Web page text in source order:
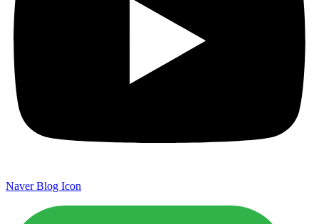
Naver Blog Icon